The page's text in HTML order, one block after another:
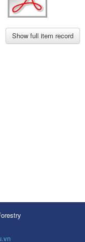
Show full item record